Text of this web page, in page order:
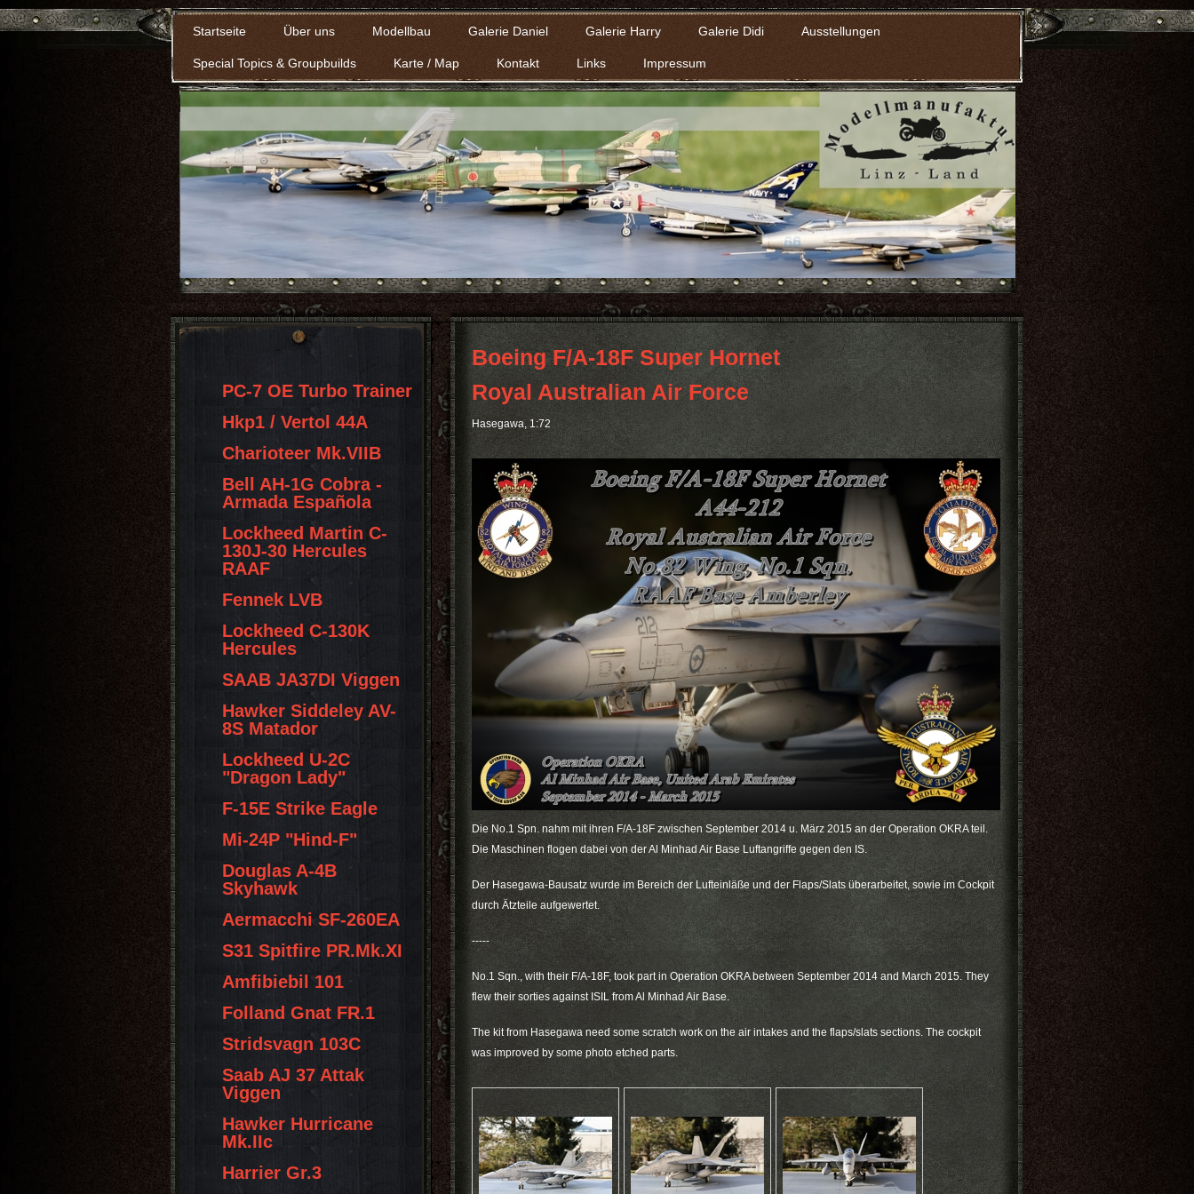
Startseite Über uns Modellbau Galerie Daniel Galerie Harry Galerie Didi Ausstellungen
Special Topics & Groupbuilds Karte / Map Kontakt Links Impressum
Boeing F/A-18F Super Hornet
Royal Australian Air Force
Hasegawa, 1:72
Die No.1 Spn. nahm mit ihren F/A-18F zwischen September 2014 u. März 2015 an der Operation OKRA teil.
Die Maschinen flogen dabei von der Al Minhad Air Base Luftangriffe gegen den IS.
Der Hasegawa-Bausatz wurde im Bereich der Lufteinläße und der Flaps/Slats überarbeitet, sowie im Cockpit
durch Ätzteile aufgewertet.
-----
No.1 Sqn., with their F/A-18F, took part in Operation OKRA between September 2014 and March 2015. They
flew their sorties against ISIL from Al Minhad Air Base.
The kit from Hasegawa need some scratch work on the air intakes and the flaps/slats sections. The cockpit
was improved by some photo etched parts.
PC-7 OE Turbo Trainer
Hkp1 / Vertol 44A
Charioteer Mk.VIIB
Bell AH-1G Cobra -
Armada Española
Lockheed Martin C-
130J-30 Hercules
RAAF
Fennek LVB
Lockheed C-130K
Hercules
SAAB JA37DI Viggen
Hawker Siddeley AV-
8S Matador
Lockheed U-2C
"Dragon Lady"
F-15E Strike Eagle
Mi-24P "Hind-F"
Douglas A-4B
Skyhawk
Aermacchi SF-260EA
S31 Spitfire PR.Mk.XI
Amfibiebil 101
Folland Gnat FR.1
Stridsvagn 103C
Saab AJ 37 Attak
Viggen
Hawker Hurricane
Mk.IIc
Harrier Gr.3